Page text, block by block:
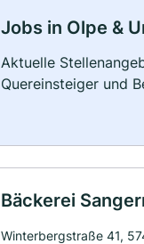
Jobs in Olpe &
Aktuelle
Quereinsteiger und
Bäckerei
Winterbergstraße 41,